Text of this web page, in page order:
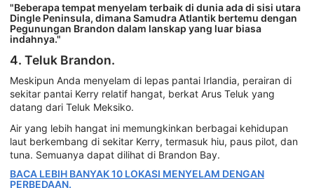
"Beberapa tempat menyelam terbaik di dunia ada di sisi utara
Dingle Peninsula, dimana Samudra Atlantik bertemu dengan
Pegunungan Brandon dalam lanskap yang luar biasa
indahnya."
4. Teluk Brandon.
Meskipun Anda menyelam di lepas pantai Irlandia, perairan di
sekitar pantai Kerry relatif hangat, berkat Arus Teluk yang
datang dari Teluk Meksiko.
Air yang lebih hangat ini memungkinkan berbagai kehidupan
laut berkembang di sekitar Kerry, termasuk hiu, paus pilot, dan
tuna. Semuanya dapat dilihat di Brandon Bay.
BACA LEBIH BANYAK 10 LOKASI MENYELAM DENGAN
PERBEDAAN.